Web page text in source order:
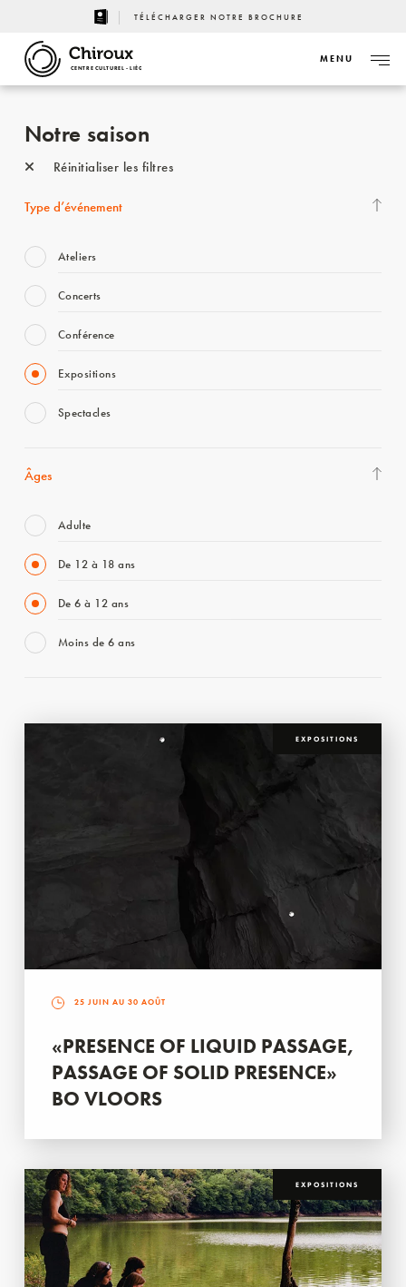
TÉLÉCHARGER NOTRE BROCHURE
CENTRE CULTUREL - LIÈGE
MENU
Notre saison
Réinitialiser les filtres
Type d’événement
Ateliers
Concerts
Conférence
Expositions
Spectacles
Âges
Adulte
De 12 à 18 ans
De 6 à 12 ans
Moins de 6 ans
EXPOSITIONS
25 JUIN AU 30 AOÛT
«PRESENCE OF LIQUID PASSAGE,
PASSAGE OF SOLID PRESENCE»
BO VLOORS
EXPOSITIONS